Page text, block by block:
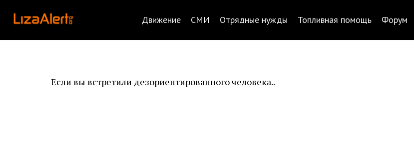
Движение СМИ Отрядные нужды Топливная помощь Форум
Если вы встретили дезориентированного человека..